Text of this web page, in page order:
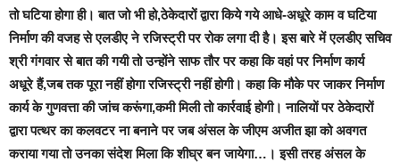
तो घटिया होगा ही। बात जो भी हो,ठेकेदारों द्वारा किये गये आधे-अधूरे काम व घटिया
निर्माण की वजह से एलडीए ने रजिस्ट्री पर रोक लगा दी है। इस बारे में एलडीए सचिव
श्री गंगवार से बात की गयी तो उन्होंने साफ तौर पर कहा कि वहां पर निर्माण कार्य
अधूरे हैं,जब तक पूरा नहीं होगा रजिस्ट्री नहीं होगी। कहा कि मौके पर जाकर निर्माण
कार्य के गुणवत्ता की जांच करूंगा,कमी मिली तो कार्रवाई होगी। नालियों पर ठेकेदारों
द्वारा पत्थर का कलवटर ना बनाने पर जब अंसल के जीएम अजीत झा को अवगत
कराया गया तो उनका संदेश मिला कि शीघ्र बन जायेगा…। इसी तरह अंसल के